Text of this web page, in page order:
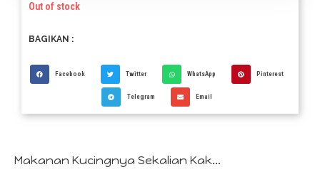
Out of stock
BAGIKAN :
Facebook Twitter WhatsApp Pinterest
Telegram Email
Makanan Kucingnya Sekalian Kak...